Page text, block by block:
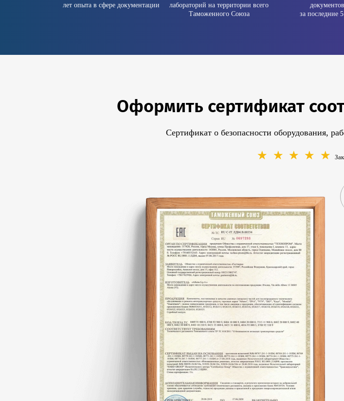
лет опыта в сфере документации
лабораторий на территории всего
Таможенного Союза
документов
за последние
Оформить сертификат
Сертификат о безопасности оборудования,
☆
☆
☆
☆
☆